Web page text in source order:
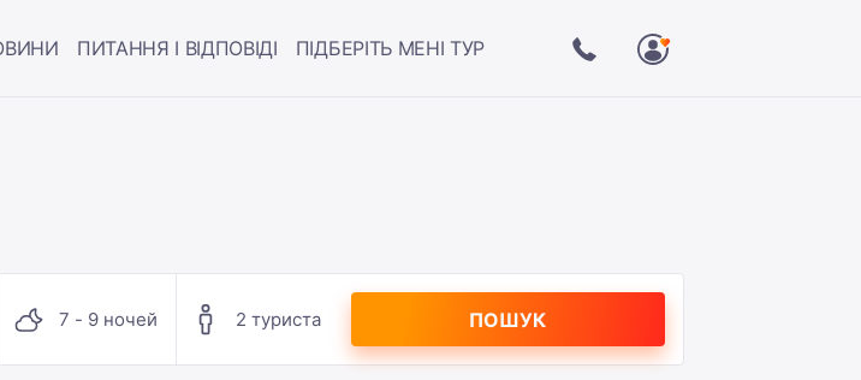
ПИТАННЯ І ВІДПОВІДІ ПІДБЕРІТЬ МЕНІ ТУР
7 - 9 ночей 2 туриста ПОШУК